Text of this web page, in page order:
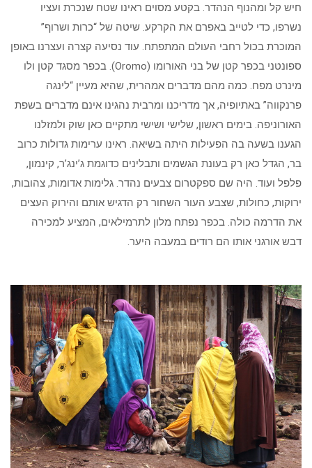
חיש קל ומהנוף הנהדר. בקטע מסוים ראינו שטח שנכרת ועציו
נשרפו, כדי לטייב באפרם את הקרקע. שיטה של “כרות ושרוף”
המוכרת בכול רחבי העולם המתפתח. עוד נסיעה קצרה ועצרנו באופן
ספונטני בכפר קטן של בני האורומו (Oromo). בכפר מסגד קטן ולו
מינרט מפח. כמה מהם מדברים אמהרית, שהיא מעיין “לינגה
פרנקווה” באתיופיה, אך מדריכנו ומרבית נהגינו אינם מדברים בשפת
האורוניפה. בימים ראשון, שלישי ושישי מתקיים כאן שוק ולמזלנו
הגענו בשעה בה הפעילות היתה בשיאה. ראינו ערימות גדולות כרוב
בר, הגדל כאן רק בעונת הגשמים ותבלינים כדוגמת ג’ינג’ר, קינמון,
פלפל ועוד. היה שם ספקטרום צבעים נהדר. גלימות אדומות, צהובות,
ירוקות, כחולות, שצבע העור השחור רק הדגיש אותם והירוק העצים
את הדרמה כולה. בכפר נפתח מלון לתרמילאים, המציע למכירה
דבש אורגני אותו הם רודים במעבה היער.